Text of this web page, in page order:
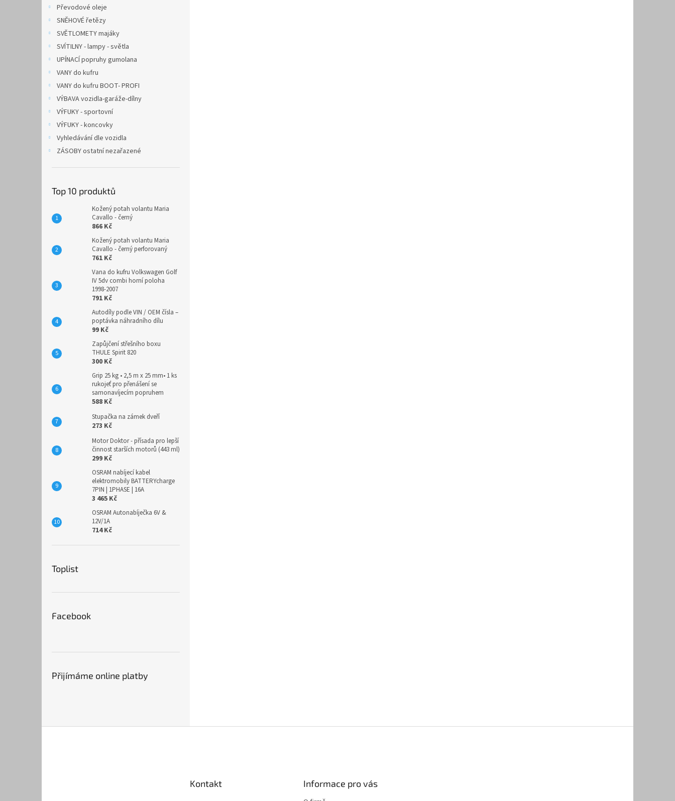
Převodové oleje
SNĚHOVÉ řetězy
SVĚTLOMETY majáky
SVÍTILNY - lampy - světla
UPÍNACÍ popruhy gumolana
VANY do kufru
VANY do kufru BOOT- PROFI
VÝBAVA vozidla-garáže-dílny
VÝFUKY - sportovní
VÝFUKY - koncovky
Vyhledávání dle vozidla
ZÁSOBY ostatní nezařazené
Top 10 produktů
Kožený potah volantu Maria
Cavallo - černý
866 Kč
Kožený potah volantu Maria
Cavallo - černý perforovaný
761 Kč
Vana do kufru Volkswagen Golf
IV 5dv combi horní poloha
1998-2007
791 Kč
Autodíly podle VIN / OEM čísla –
poptávka náhradního dílu
99 Kč
Zapůjčení střešního boxu
THULE Spirit 820
300 Kč
Grip 25 kg • 2,5 m x 25 mm• 1 ks
rukojeť pro přenášení se
samonavíjecím popruhem
588 Kč
Stupačka na zámek dveří
273 Kč
Motor Doktor - přísada pro lepší
činnost starších motorů (443 ml)
299 Kč
OSRAM nabíjecí kabel
elektromobily BATTERYcharge
7PIN | 1PHASE | 16A
3 465 Kč
OSRAM Autonabíječka 6V &
12V/1A
714 Kč
Toplist
Facebook
Přijímáme online platby
Kontakt Informace pro vás